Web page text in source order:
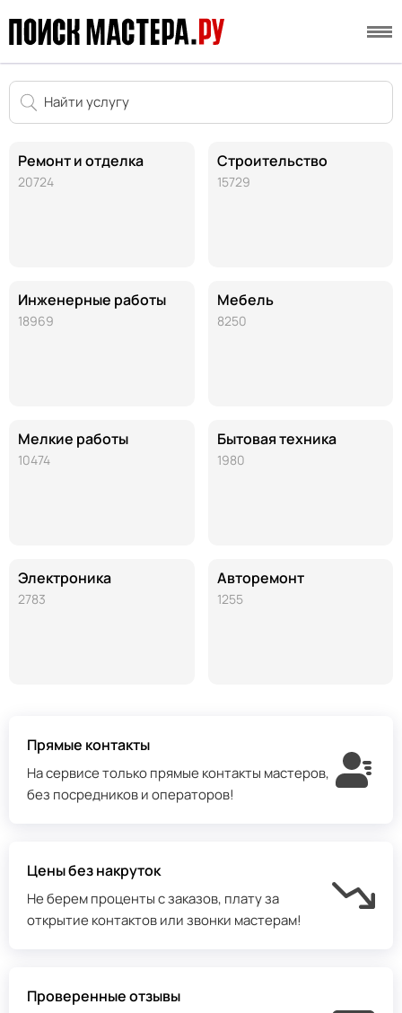
Ремонт и отделка
20724
Инженерные работы
18969
Мелкие работы
10474
Электроника
2783
Строительство
15729
Мебель
8250
Бытовая техника
1980
Авторемонт
1255
Прямые контакты
На сервисе только прямые контакты мастеров,
без посредников и операторов!
Цены без накруток
Не берем проценты с заказов, плату за
открытие контактов или звонки мастерам!
Проверенные отзывы